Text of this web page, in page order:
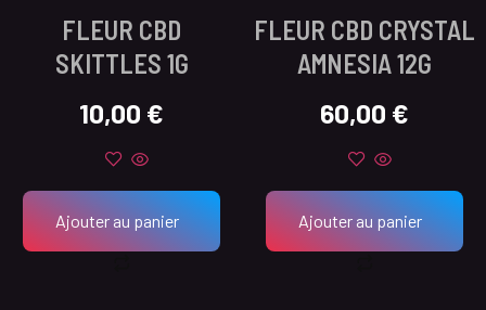
FLEUR CBD
SKITTLES 1G
10,00 €
Ajouter au panier
FLEUR CBD CRYSTAL
AMNESIA 12G
60,00 €
Ajouter au panier